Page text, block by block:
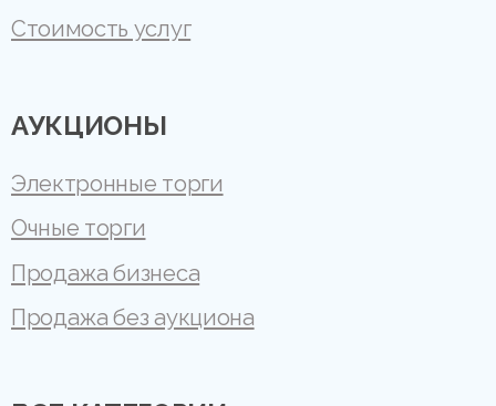
Стоимость услуг
АУКЦИОНЫ
Электронные торги
Очные торги
Продажа бизнеса
Продажа без аукциона